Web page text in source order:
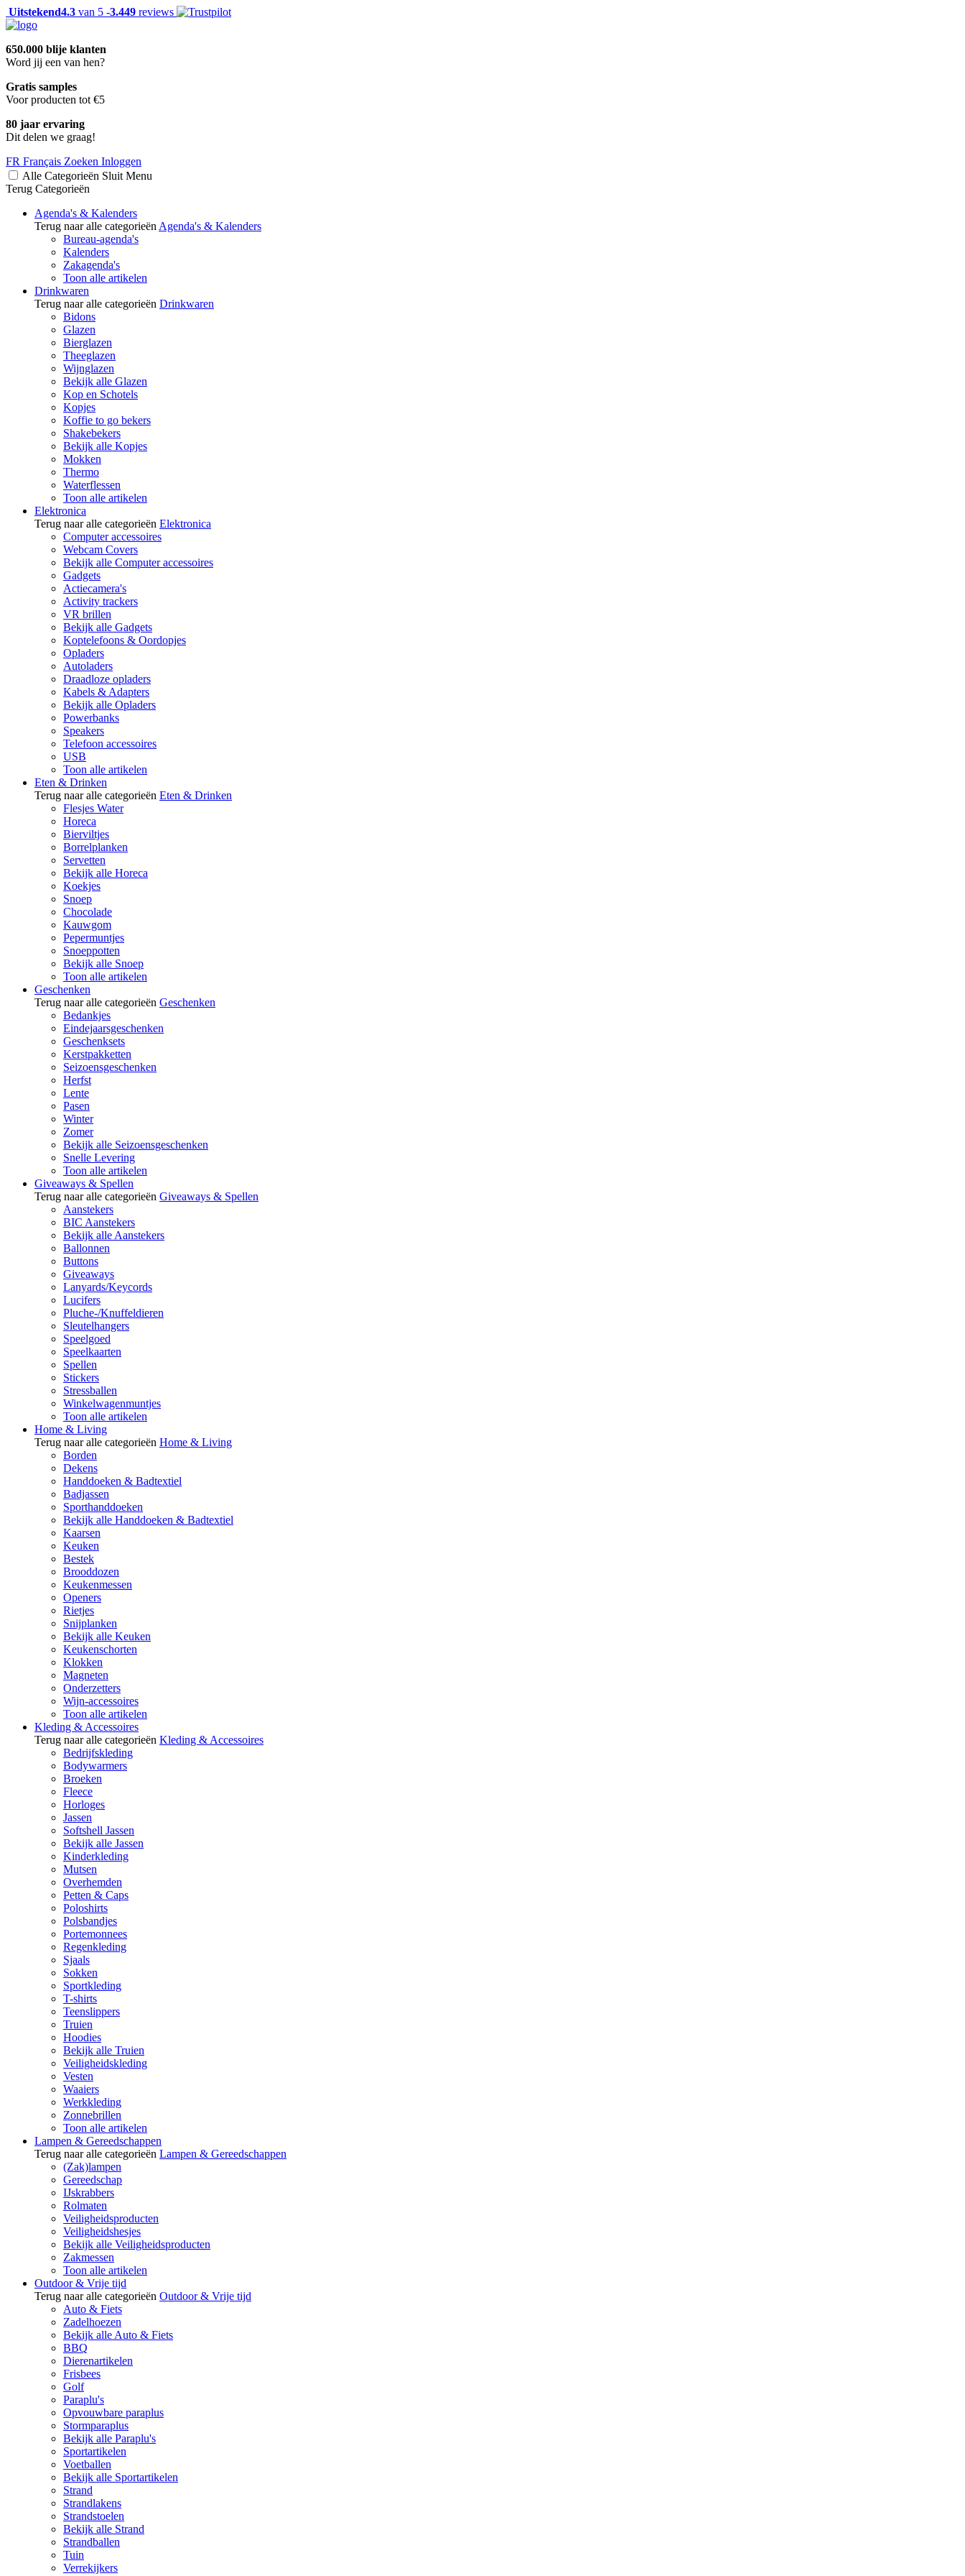
Uitstekend4.3 van 5 -3.449 reviews
650.000 blije klanten
Word jij een van hen?
Gratis samples
Voor producten tot €5
80 jaar ervaring
Dit delen we graag!
FR Français Zoeken Inloggen
Alle Categorieën Sluit Menu
Terug Categorieën
Agenda's & Kalenders
Terug naar alle categorieën Agenda's & Kalenders
Bureau-agenda's
Kalenders
Zakagenda's
Toon alle artikelen
Drinkwaren
Terug naar alle categorieën Drinkwaren
Bidons
Glazen
Bierglazen
Theeglazen
Wijnglazen
Bekijk alle Glazen
Kop en Schotels
Kopjes
Koffie to go bekers
Shakebekers
Bekijk alle Kopjes
Mokken
Thermo
Waterflessen
Toon alle artikelen
Elektronica
Terug naar alle categorieën Elektronica
Computer accessoires
Webcam Covers
Bekijk alle Computer accessoires
Gadgets
Actiecamera's
Activity trackers
VR brillen
Bekijk alle Gadgets
Koptelefoons & Oordopjes
Opladers
Autoladers
Draadloze opladers
Kabels & Adapters
Bekijk alle Opladers
Powerbanks
Speakers
Telefoon accessoires
USB
Toon alle artikelen
Eten & Drinken
Terug naar alle categorieën Eten & Drinken
Flesjes Water
Horeca
Bierviltjes
Borrelplanken
Servetten
Bekijk alle Horeca
Koekjes
Snoep
Chocolade
Kauwgom
Pepermuntjes
Snoeppotten
Bekijk alle Snoep
Toon alle artikelen
Geschenken
Terug naar alle categorieën Geschenken
Bedankjes
Eindejaarsgeschenken
Geschenksets
Kerstpakketten
Seizoensgeschenken
Herfst
Lente
Pasen
Winter
Zomer
Bekijk alle Seizoensgeschenken
Snelle Levering
Toon alle artikelen
Giveaways & Spellen
Terug naar alle categorieën Giveaways & Spellen
Aanstekers
BIC Aanstekers
Bekijk alle Aanstekers
Ballonnen
Buttons
Giveaways
Lanyards/Keycords
Lucifers
Pluche-/Knuffeldieren
Sleutelhangers
Speelgoed
Speelkaarten
Spellen
Stickers
Stressballen
Winkelwagenmuntjes
Toon alle artikelen
Home & Living
Terug naar alle categorieën Home & Living
Borden
Dekens
Handdoeken & Badtextiel
Badjassen
Sporthanddoeken
Bekijk alle Handdoeken & Badtextiel
Kaarsen
Keuken
Bestek
Brooddozen
Keukenmessen
Openers
Rietjes
Snijplanken
Bekijk alle Keuken
Keukenschorten
Klokken
Magneten
Onderzetters
Wijn-accessoires
Toon alle artikelen
Kleding & Accessoires
Terug naar alle categorieën Kleding & Accessoires
Bedrijfskleding
Bodywarmers
Broeken
Fleece
Horloges
Jassen
Softshell Jassen
Bekijk alle Jassen
Kinderkleding
Mutsen
Overhemden
Petten & Caps
Poloshirts
Polsbandjes
Portemonnees
Regenkleding
Sjaals
Sokken
Sportkleding
T-shirts
Teenslippers
Truien
Hoodies
Bekijk alle Truien
Veiligheidskleding
Vesten
Waaiers
Werkkleding
Zonnebrillen
Toon alle artikelen
Lampen & Gereedschappen
Terug naar alle categorieën Lampen & Gereedschappen
(Zak)lampen
Gereedschap
IJskrabbers
Rolmaten
Veiligheidsproducten
Veiligheidshesjes
Bekijk alle Veiligheidsproducten
Zakmessen
Toon alle artikelen
Outdoor & Vrije tijd
Terug naar alle categorieën Outdoor & Vrije tijd
Auto & Fiets
Zadelhoezen
Bekijk alle Auto & Fiets
BBQ
Dierenartikelen
Frisbees
Golf
Paraplu's
Opvouwbare paraplus
Stormparaplus
Bekijk alle Paraplu's
Sportartikelen
Voetballen
Bekijk alle Sportartikelen
Strand
Strandlakens
Strandstoelen
Bekijk alle Strand
Strandballen
Tuin
Verrekijkers